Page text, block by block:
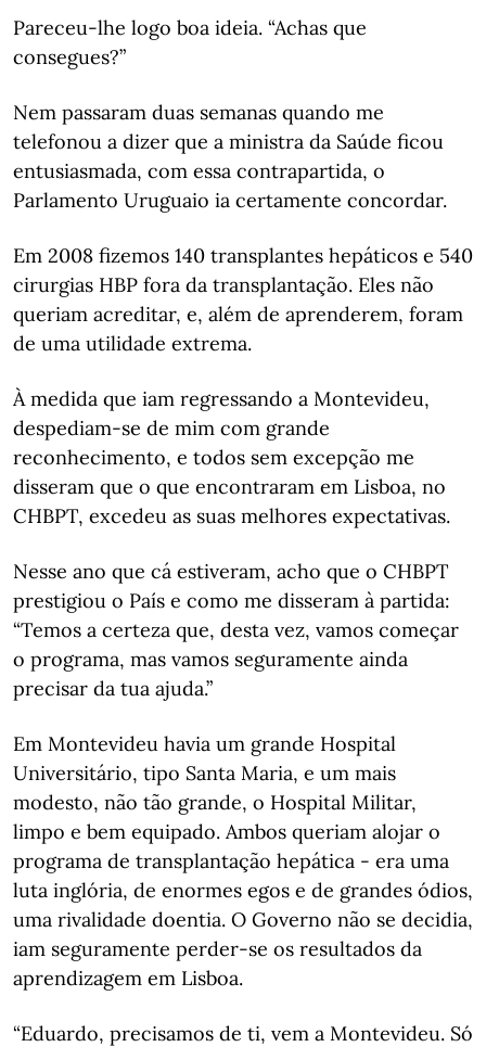
Pareceu-lhe logo boa ideia. “Achas que
consegues?”
Nem passaram duas semanas quando me
telefonou a dizer que a ministra da Saúde ficou
entusiasmada, com essa contrapartida, o
Parlamento Uruguaio ia certamente concordar.
Em 2008 fizemos 140 transplantes hepáticos e 540
cirurgias HBP fora da transplantação. Eles não
queriam acreditar, e, além de aprenderem, foram
de uma utilidade extrema.
À medida que iam regressando a Montevideu,
despediam-se de mim com grande
reconhecimento, e todos sem excepção me
disseram que o que encontraram em Lisboa, no
CHBPT, excedeu as suas melhores expectativas.
Nesse ano que cá estiveram, acho que o CHBPT
prestigiou o País e como me disseram à partida:
“Temos a certeza que, desta vez, vamos começar
o programa, mas vamos seguramente ainda
precisar da tua ajuda.”
Em Montevideu havia um grande Hospital
Universitário, tipo Santa Maria, e um mais
modesto, não tão grande, o Hospital Militar,
limpo e bem equipado. Ambos queriam alojar o
programa de transplantação hepática - era uma
luta inglória, de enormes egos e de grandes ódios,
uma rivalidade doentia. O Governo não se decidia,
iam seguramente perder-se os resultados da
aprendizagem em Lisboa.
“Eduardo, precisamos de ti, vem a Montevideu. Só